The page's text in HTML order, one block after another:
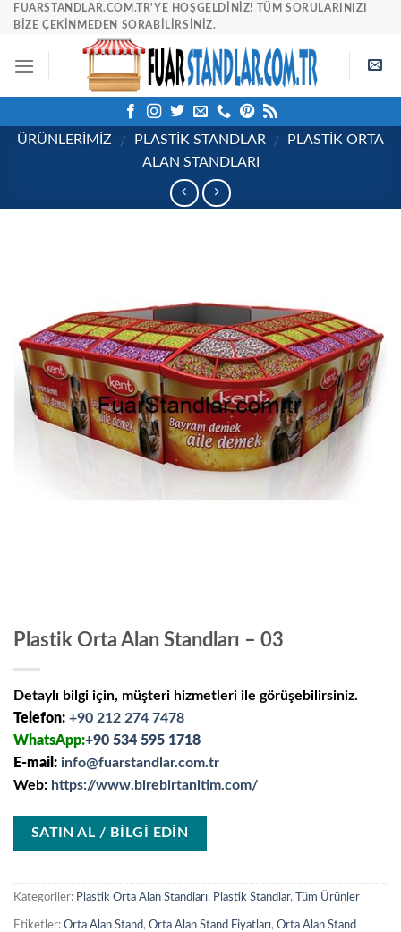
SkipFUARSTANDLAR.COM.TR'YE HOŞGELDINIZ! TÜM SORULARINIZI
BIZE ÇEKINMEDEN SORABILIRSINIZ.
ÜRÜNLERİMİZ / PLASTIK STANDLAR /
PLASTIK ORTA
ALAN STANDLARI
Plastik Orta Alan Standları – 03
Detaylı bilgi için, müşteri hizmetleri ile görüşebilirsiniz.
Telefon: +90 212 274 7478
WhatsApp:+90 534 595 1718
E-mail: info@fuarstandlar.com.tr
Web: https://www.birebirtanitim.com/
SATIN AL / BİLGİ EDİN
Kategoriler: Plastik Orta Alan Standları, Plastik Standlar, Tüm Ürünler
Etiketler: Orta Alan Stand, Orta Alan Stand Fiyatları, Orta Alan Stand